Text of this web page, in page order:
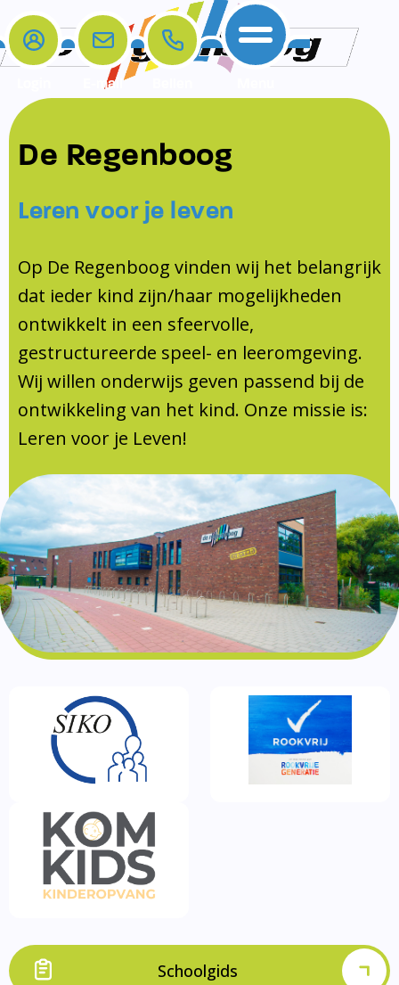
Home
De school
Opleiding en Stage
KomKids
Schoolvakanties
Ouderraad
Medezeggenschapsraad
Documentatie
Formulieren
SIKO
Ouders
Ouders
Contact
Contact
Contact
Samenwerkingen
Samenwerkingen
Schoollogopedist
E-mail
De Regenboog
Leren voor je leven
Op De Regenboog vinden wij het belangrijk
dat ieder kind zijn/haar mogelijkheden
ontwikkelt in een sfeervolle,
gestructureerde speel- en leeromgeving.
Wij willen onderwijs geven passend bij de
ontwikkeling van het kind. Onze missie is:
Leren voor je Leven!
Schoolgids